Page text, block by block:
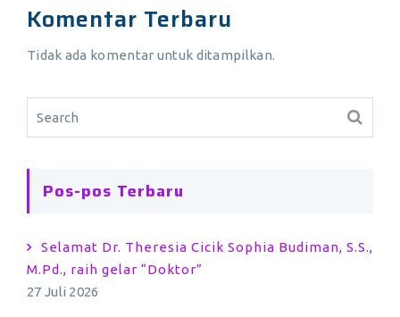
Komentar Terbaru
Tidak ada komentar untuk ditampilkan.
Pos-pos Terbaru
Selamat Dr. Theresia Cicik Sophia Budiman, S.S.,
M.Pd., raih gelar “Doktor”
27 Juli 2026